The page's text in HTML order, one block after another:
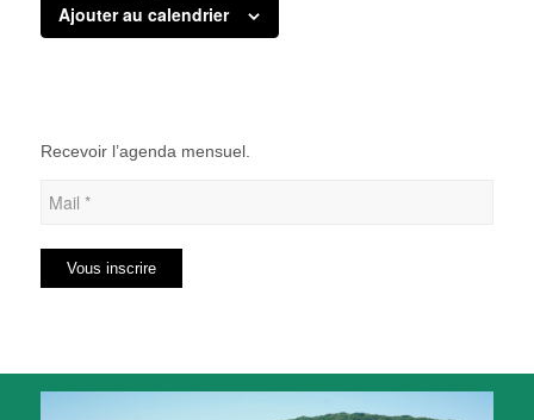
Ajouter au calendrier
Recevoir l’agenda mensuel.